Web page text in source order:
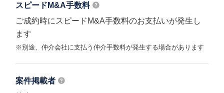
スピードM&A手数料
ご成約時にスピードM&A手数料のお支払いが発生し
ます
※別途、仲介会社に支払う仲介手数料が発生する場合があります
案件掲載者